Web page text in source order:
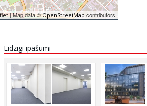
| Map data ©OpenStreetMap contributors
Līdzīgi īpašumi